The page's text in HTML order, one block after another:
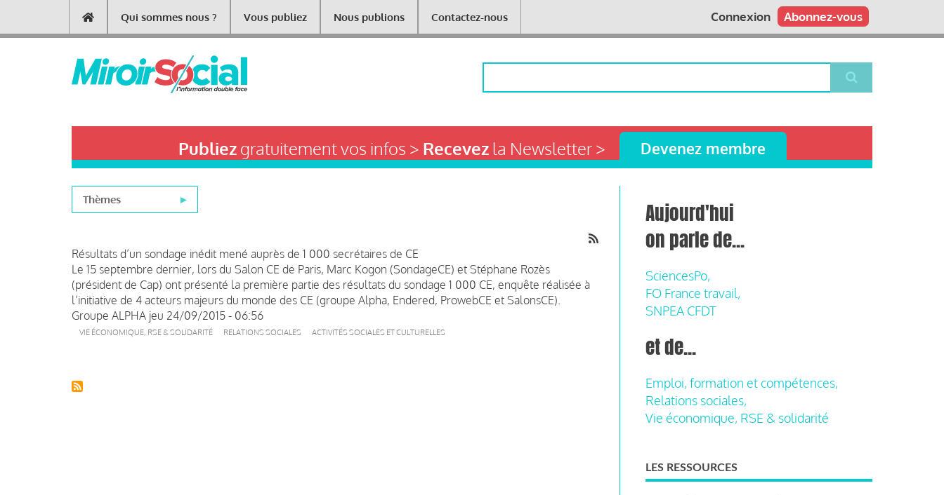
contenu
Main
navigation
Qui sommes nous ? Vous publiez Nous publions Contactez-nous Abonnez-vous
Connexion
Publiezgratuitement vos infos > Recevezla Newsletter > Devenez membre
Thèmes
Résultats d’un sondage inédit mené auprès de 1 000 secrétaires de CE
Le 15 septembre dernier, lors du Salon CE de Paris, Marc Kogon (SondageCE) et Stéphane Rozès
(président de Cap) ont présenté la première partie des résultats du sondage 1 000 CE, enquête réalisée à
l’initiative de 4 acteurs majeurs du monde des CE (groupe Alpha, Endered, ProwebCE et SalonsCE).
Groupe ALPHA jeu 24/09/2015 - 06:56
VIE ÉCONOMIQUE, RSE & SOLIDARITÉ RELATIONS SOCIALES ACTIVITÉS SOCIALES ET CULTURELLES
Aujourd'hui
on parle de...
SciencesPo,
FO France travail,
SNPEA CFDT
et de...
Emploi, formation et compétences,
Relations sociales,
Vie économique, RSE & solidarité
LES RESSOURCES